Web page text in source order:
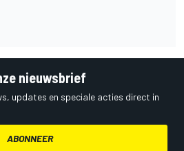
nieuwsbrief
updates en speciale acties direct in
ABONNEER